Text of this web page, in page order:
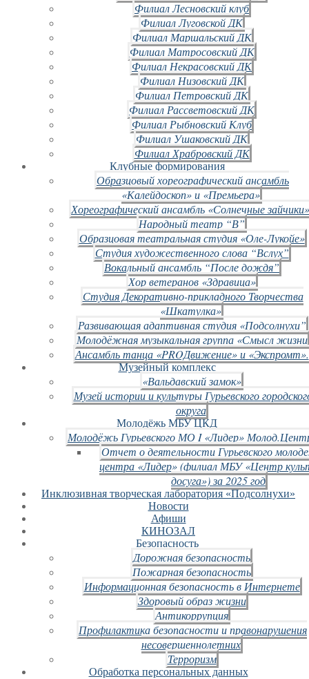
Филиал Лесновский клуб
Филиал Луговской ДК
Филиал Маршальский ДК
Филиал Матросовский ДК
Филиал Некрасовский ДК
Филиал Низовский ДК
Филиал Петровский ДК
Филиал Рассветовский ДК
Филиал Рыбновский Клуб
Филиал Ушаковский ДК
Филиал Храбровский ДК
Клубные формирования
Образцовый хореографический ансамбль
«Калейдоскоп» и «Премьера»
Хореографический ансамбль «Солнечные
Народный театр “В”
Образцовая театральная студия «Оле-Лукойе»
Студия художественного слова “Вслух”
Вокальный ансамбль “После дождя”
Хор ветеранов «Здравица»
Студия Декоративно-прикладного Творчества
«Шкатулка»
Развивающая адаптивная студия «Подсолнухи”
Молодёжная музыкальная группа «Смысл жизни
Ансамбль танца «PROДвижение» и «Экспромт».
Музейный комплекс
«Вальдавский замок»
Музей истории и культуры Гурьевского
округа
Молодёжь МБУ ЦКД
Молодёжь Гурьевского МО I «Лидер»
Отчет о деятельности Гурьевского
центра «Лидер» (филиал МБУ «Центр
досуга») за 2025 год
Инклюзивная творческая лаборатория «Подсолнухи»
Новости
Афиши
КИНОЗАЛ
Безопасность
Дорожная безопасность
Пожарная безопасность
Информационная безопасность в Интернете
Здоровый образ жизни
Антикоррупция
Профилактика безопасности и правонарушения
несовершеннолетних
Терроризм
Обработка персональных данных